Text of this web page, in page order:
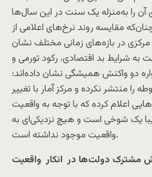
آن را به‌منزله یک سنت در این سال‌ها
مقایسه روند نرخ‌های اعلامی از
در بازه‌های زمانی مختلف نشان
به شرایط بد اقتصادی، رکود تورمی و
دو واکنش همیشگی نشان داده‌اند؛
را منتشر نکرده و مرکز آمار با تغییر
اعلام کرده که با توجه به واقعیت
یک شوخی است و هیچ نزدیکی‌ای به
واقعیت موجود نداشته است.
مشترک دولت‌ها در انکار واقعیت